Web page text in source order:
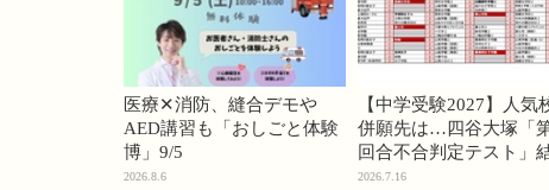
医療✕消防、縫合デモや
AED講習も「おしごと体験
博」9/5
2026.8.6
【中学受験2027】人気
併願先は…四谷大塚「
回合不合判定テスト」
2026.7.16